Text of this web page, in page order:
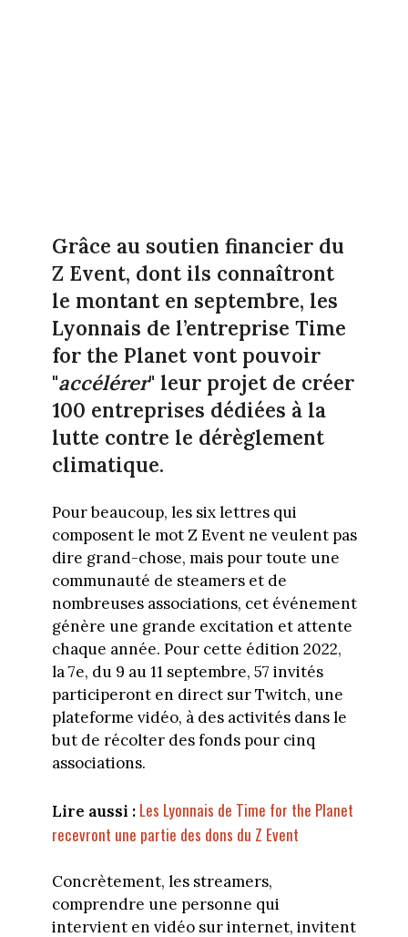
Grâce au soutien financier du
Z Event, dont ils connaîtront
le montant en septembre, les
Lyonnais de l’entreprise Time
for the Planet vont pouvoir
"accélérer" leur projet de créer
100 entreprises dédiées à la
lutte contre le dérèglement
climatique.
Pour beaucoup, les six lettres qui
composent le mot Z Event ne veulent pas
dire grand-chose, mais pour toute une
communauté de steamers et de
nombreuses associations, cet événement
génère une grande excitation et attente
chaque année. Pour cette édition 2022,
la 7e, du 9 au 11 septembre, 57 invités
participeront en direct sur Twitch, une
plateforme vidéo, à des activités dans le
but de récolter des fonds pour cinq
associations.
Lire aussi : Les Lyonnais de Time for the Planet
recevront une partie des dons du Z Event
Concrètement, les streamers,
comprendre une personne qui
intervient en vidéo sur internet, invitent